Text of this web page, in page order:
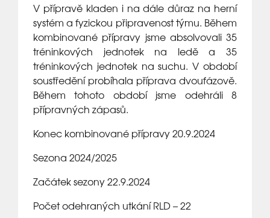
V přípravě kladen i na dále důraz na herní
systém a fyzickou připravenost týmu. Během
kombinované přípravy jsme absolvovali 35
tréninkových jednotek na ledě a 35
tréninkových jednotek na suchu. V období
soustředění probíhala příprava dvoufázově.
Během tohoto období jsme odehráli 8
přípravných zápasů.
Konec kombinované přípravy 20.9.2024
Sezona 2024/2025
Začátek sezony 22.9.2024
Počet odehraných utkání RLD – 22